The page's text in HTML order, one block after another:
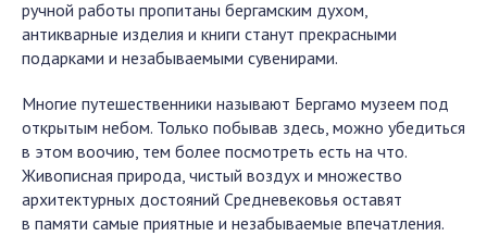
ручной работы пропитаны бергамским духом,
антикварные изделия и книги станут прекрасными
подарками и незабываемыми сувенирами.
Многие путешественники называют Бергамо музеем под
открытым небом. Только побывав здесь, можно убедиться
в этом воочию, тем более посмотреть есть на что.
Живописная природа, чистый воздух и множество
архитектурных достояний Средневековья оставят
в памяти самые приятные и незабываемые впечатления.